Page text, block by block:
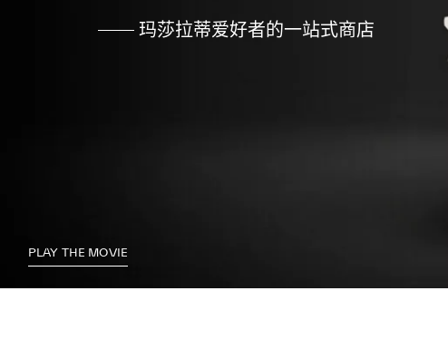
玛莎拉蒂爱好者的一站式商店
PLAY THE MOVIE